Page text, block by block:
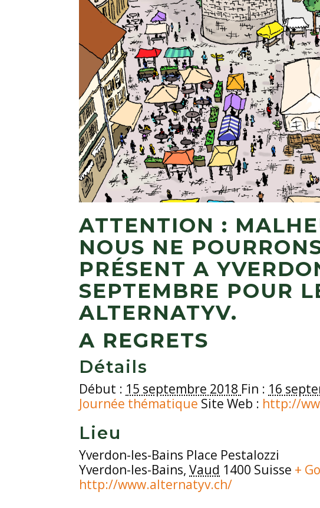
ATTENTION :
NOUS NE
PRÉSENT A
SEPTEMBRE POUR
ALTERNATYV.
A REGRETS
Détails
Début : 15 septembre 2018 Fin : 16
Journée thématique Site Web : http://
Lieu
Yverdon-les-Bains Place Pestalozzi
Yverdon-les-Bains,Vaud 1400 Suisse +
http://www.alternatyv.ch/